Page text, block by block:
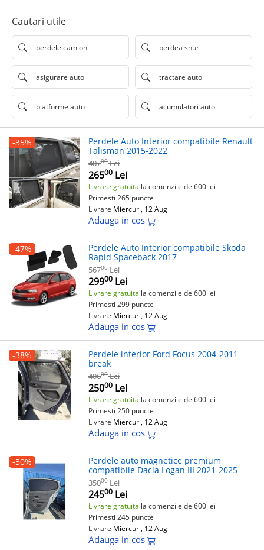
Cautari utile
perdele camion perdea snur
asigurare auto tractare auto
platforme auto acumulatori auto
-35%
Perdele Auto Interior compatibile Renault
Talisman 2015-2022
40700 Lei
26500 Lei
Livrare gratuita la comenzile de 600 lei
Primesti 265 puncte
Livrare Miercuri, 12 Aug
Adauga in cos
-47%
Perdele Auto Interior compatibile Skoda
Rapid Spaceback 2017-
56700 Lei
29900 Lei
Livrare gratuita la comenzile de 600 lei
Primesti 299 puncte
Livrare Miercuri, 12 Aug
Adauga in cos
-38%
Perdele interior Ford Focus 2004-2011
break
40600 Lei
25000 Lei
Livrare gratuita la comenzile de 600 lei
Primesti 250 puncte
Livrare Miercuri, 12 Aug
Adauga in cos
-30%
Perdele auto magnetice premium
compatibile Dacia Logan III 2021-2025
35000 Lei
24500 Lei
Livrare gratuita la comenzile de 600 lei
Primesti 245 puncte
Livrare Miercuri, 12 Aug
Adauga in cos